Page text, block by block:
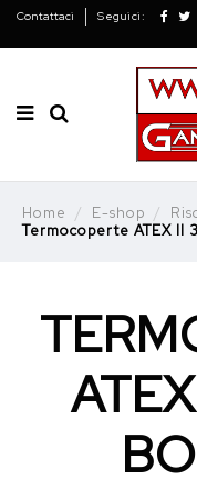
Contattaci Seguici:
Home E-shop
Termocoperte ATEX II